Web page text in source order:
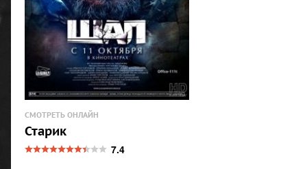
СМОТРЕТЬ ОНЛАЙН
Старик
7.4